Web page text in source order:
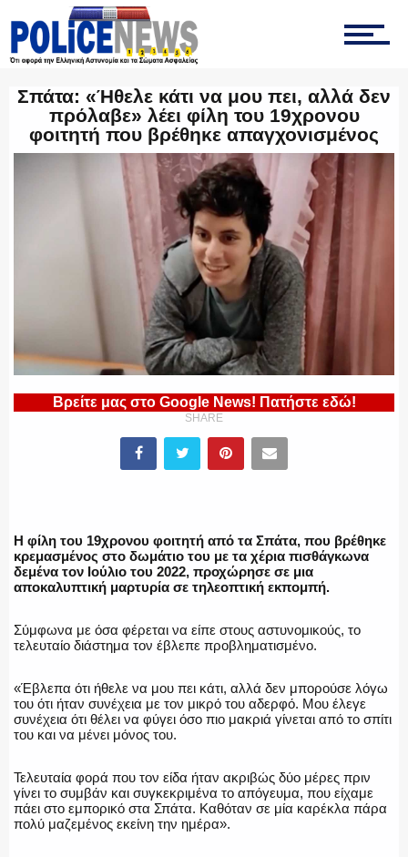
ΟΠΚΕ
ΥΑΤ/ΥΜΕΤ
ΕΛΛΗΝΙΚΗ ΑΣΤΥΝΟΜΙΑ
ΠΥΡΟΣΒΕΣΤΙΚΗ
ΛΙΜΕΝΙΚΟ
ΕΝΟΠΛΕΣ ΔΥΝΑΜΕΙΣ
ΕΚΑΒ
Σπάτα: «Ήθελε κάτι να μου πει, αλλά δεν
πρόλαβε» λέει φίλη του 19χρονου
φοιτητή που βρέθηκε απαγχονισμένος
Βρείτε μας στο Google News! Πατήστε εδώ!
SHARE
Η φίλη του 19χρονου φοιτητή από τα Σπάτα, που βρέθηκε
κρεμασμένος στο δωμάτιο του με τα χέρια πισθάγκωνα
δεμένα τον Ιούλιο του 2022, προχώρησε σε μια
αποκαλυπτική μαρτυρία σε τηλεοπτική εκπομπή.
Σύμφωνα με όσα φέρεται να είπε στους αστυνομικούς, το
τελευταίο διάστημα τον έβλεπε προβληματισμένο.
«Έβλεπα ότι ήθελε να μου πει κάτι, αλλά δεν μπορούσε λόγω
του ότι ήταν συνέχεια με τον μικρό του αδερφό. Μου έλεγε
συνέχεια ότι θέλει να φύγει όσο πιο μακριά γίνεται από το σπίτι
του και να μένει μόνος του.
Τελευταία φορά που τον είδα ήταν ακριβώς δύο μέρες πριν
γίνει το συμβάν και συγκεκριμένα το απόγευμα, που είχαμε
πάει στο εμπορικό στα Σπάτα. Καθόταν σε μία καρέκλα πάρα
πολύ μαζεμένος εκείνη την ημέρα».